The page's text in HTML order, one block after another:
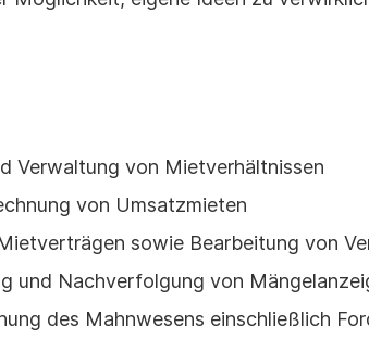
Verwaltung von Mietverhältnissen
von Umsatzmieten
sowie Bearbeitung von
und Nachverfolgung von
des Mahnwesens einschließlich